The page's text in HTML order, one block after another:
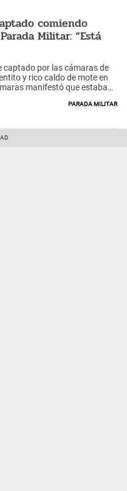
comiendo
Militar: “Está
captado por las cámaras de
y rico caldo de mote en
manifestó que estaba
Parada Militar